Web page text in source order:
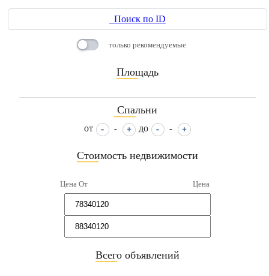
Поиск по ID
только рекомендуемые
Площадь
____
Спальни
____
от - до -
Стоимость недвижимости
____
Цена От Цена
Всего объявлений
____